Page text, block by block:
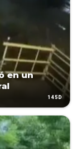
en un
145D